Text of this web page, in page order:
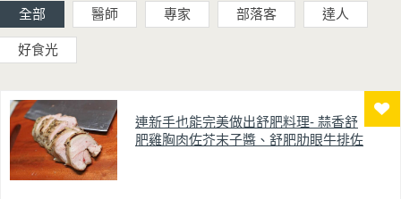
全部 醫師 專家 部落客 達人
好食光
連新手也能完美做出舒肥料理- 蒜香舒
肥雞胸肉佐芥末子醬、舒肥肋眼牛排佐